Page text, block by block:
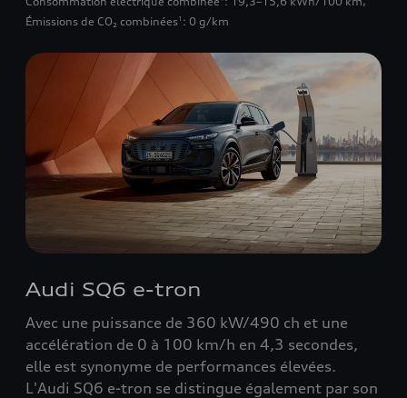
Émissions de CO₂ combinées1 : 0 g/km
Audi SQ6 e-tron
Avec une puissance de 360 kW/490 ch et une
accélération de 0 à 100 km/h en 4,3 secondes,
elle est synonyme de performances élevées.
L'Audi SQ6 e-tron se distingue également par son